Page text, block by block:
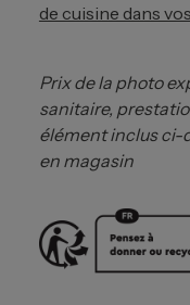
de cuisine dans
Prix de la photo
sanitaire,
élément inclus ci-
en magasin